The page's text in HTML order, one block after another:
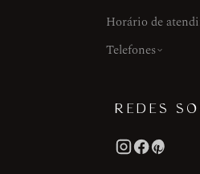
Horário de
Telefones
REDES